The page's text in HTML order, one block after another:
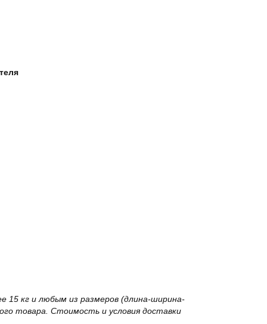
15 кг и любым из размеров (длина-ширина-
товара. Стоимость и условия доставки